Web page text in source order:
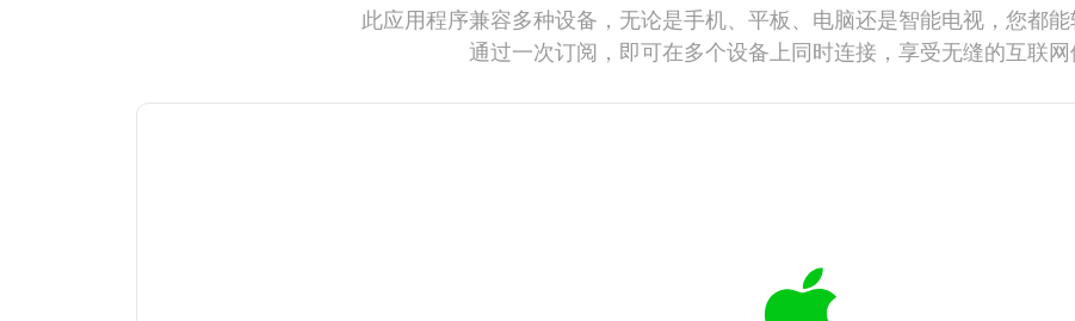
此应用程序兼容多种设备，无论是手机、平板、电脑还是智能电视，您都能
通过一次订阅，即可在多个设备上同时连接，享受无缝的互联网